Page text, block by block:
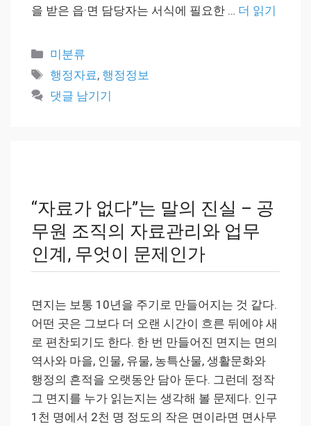
을 받은 읍·면 담당자는 서식에 필요한 … 더 읽기
카
테
리
미분류
태
그
행정자료, 행정정보
댓글 남기기
“자료가 없다”는 말의 진실 – 공
무원 조직의 자료관리와 업무
인계, 무엇이 문제인가
면지는 보통 10년을 주기로 만들어지는 것 같다.
어떤 곳은 그보다 더 오랜 시간이 흐른 뒤에야 새
로 편찬되기도 한다. 한 번 만들어진 면지는 면의
역사와 마을, 인물, 유물, 농특산물, 생활문화와
행정의 흔적을 오랫동안 담아 둔다. 그런데 정작
그 면지를 누가 읽는지는 생각해 볼 문제다. 인구
1천 명에서 2천 명 정도의 작은 면이라면 면사무